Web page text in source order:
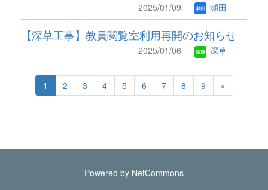
2025/01/09 瀬田
【深草工事】教員閲覧室利用再開のお知らせ
2025/01/06 深草
1 2 3 4 5 6 7 8 9 »
Powered by NetCommons